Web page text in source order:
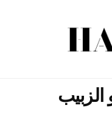
الزبيب